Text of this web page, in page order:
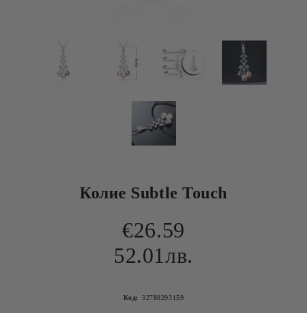
Колие Subtle Touch
€26.59
52.01лв.
Код: 32788293159